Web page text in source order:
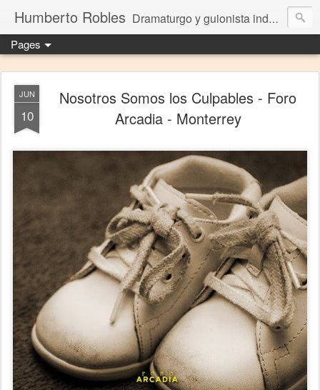
Humberto Robles Dramaturgo y guionista independiente
Pages
JUN
10
Nosotros Somos los Culpables - Foro
Arcadia - Monterrey